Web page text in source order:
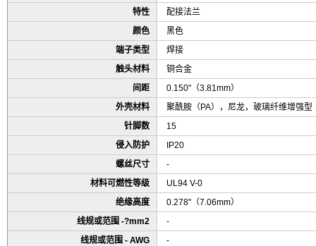
特性
配接法兰
颜色
黑色
端子类型
焊接
触头材料
铜合金
间距
0.150"（3.81mm）
外壳材料
聚酰胺（PA），尼龙，玻璃纤维增强型
针脚数
15
侵入防护
IP20
螺丝尺寸
-
材料可燃性等级
UL94 V-0
绝缘高度
0.278"（7.06mm）
线规或范围 -?mm2
-
线规或范围 - AWG
-